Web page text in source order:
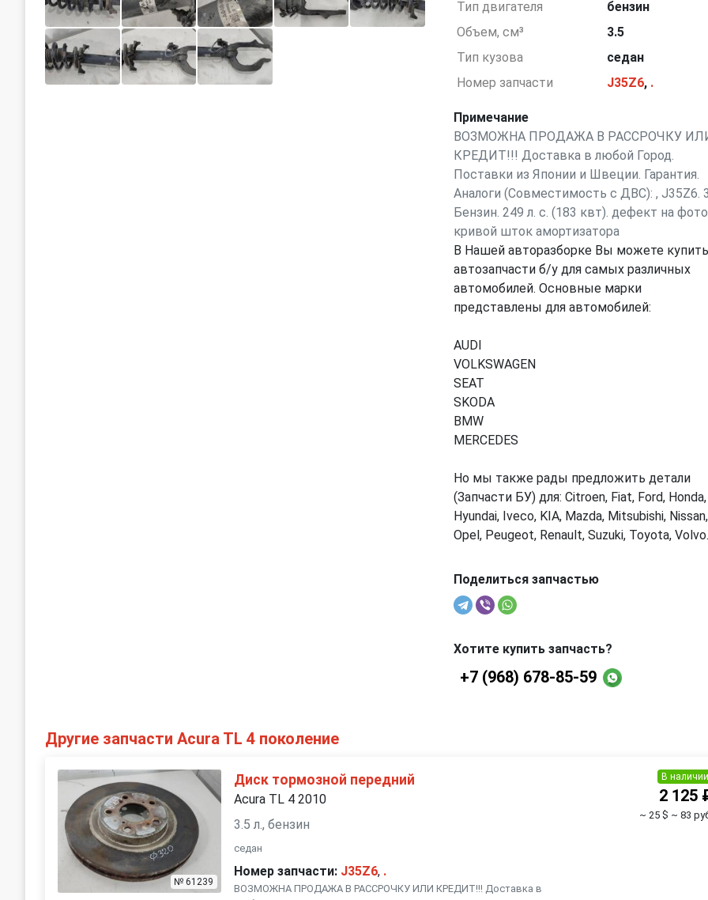
Тип двигателя
бензин
Объем, см³
3.5
Тип кузова
седан
Номер запчасти
J35Z6, .
Примечание
ВОЗМОЖНА ПРОДАЖА В РАССРОЧКУ
КРЕДИТ!!! Доставка в любой Город.
Поставки из Японии и Швеции. Гарантия.
Аналоги (Совместимость с ДВС): , J35Z6.
Бензин. 249 л. с. (183 квт). дефект на
кривой шток амортизатора
В Нашей авторазборке Вы можете купить
автозапчасти б/у для самых различных
автомобилей. Основные марки
представлены для автомобилей:
AUDI
VOLKSWAGEN
SEAT
SKODA
BMW
MERCEDES
Но мы также рады предложить детали
(Запчасти БУ) для: Citroen, Fiat, Ford, Honda,
Hyundai, Iveco, KIA, Mazda, Mitsubishi, Nissan,
Opel, Peugeot, Renault, Suzuki, Toyota, Volvo.
Поделиться запчастью
Хотите купить запчасть?
+7 (968) 678-85-59
Другие запчасти Acura TL 4 поколение
№ 61239
Диск тормозной передний
Acura TL 4 2010
3.5 л., бензин
седан
Номер запчасти: J35Z6, .
ВОЗМОЖНА ПРОДАЖА В РАССРОЧКУ ИЛИ КРЕДИТ!!! Доставка в
В наличии
2 125
~ 25 $ ~ 83